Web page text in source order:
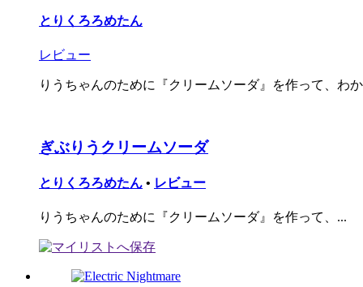
とりくろろめたん
レビュー
りうちゃんのために『クリームソーダ』を作って、わ
ぎぶりうクリームソーダ
とりくろろめたん • レビュー
りうちゃんのために『クリームソーダ』を作って、...